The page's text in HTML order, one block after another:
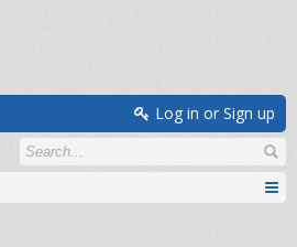
Log in or Sign up